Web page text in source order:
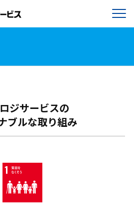
ジサービスの
ブルな取り組み